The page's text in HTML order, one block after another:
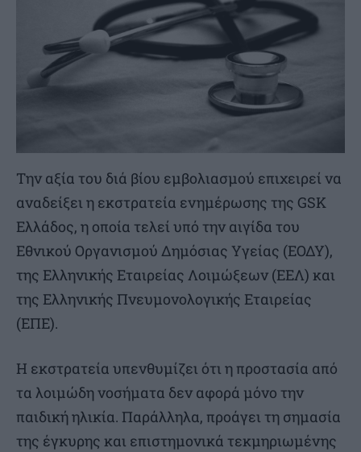
Την αξία του διά βίου εμβολιασμού επιχειρεί να
αναδείξει η εκστρατεία ενημέρωσης της GSK
Ελλάδος, η οποία τελεί υπό την αιγίδα του
Εθνικού Οργανισμού Δημόσιας Υγείας (ΕΟΔΥ),
της Ελληνικής Εταιρείας Λοιμώξεων (ΕΕΛ) και
της Ελληνικής Πνευμονολογικής Εταιρείας
(ΕΠΕ).
Η εκστρατεία υπενθυμίζει ότι η προστασία από
τα λοιμώδη νοσήματα δεν αφορά μόνο την
παιδική ηλικία. Παράλληλα, προάγει τη σημασία
της έγκυρης και επιστημονικά τεκμηριωμένης